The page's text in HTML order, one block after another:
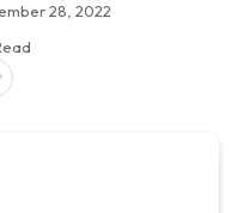
28, 2022